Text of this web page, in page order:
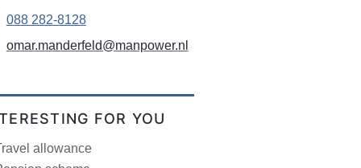
088 282-8128
omar.manderfeld@manpower.nl
FOR YOU
allowance